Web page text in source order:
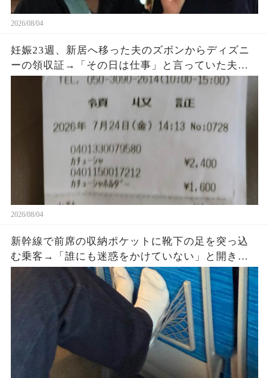
2026/08/04
妊娠23週、新居へ移った夫のズボンからディズニ
ーの領収証→「その日は仕事」と言っていた夫に
購入品を尋ねると、LINEの時刻と説明が崩れ始め
2026/08/04
新幹線で前席の収納ポケットに靴下の足を突っ込
む乗客→「誰にも迷惑をかけていない」と開き直
った直後、車掌が座席を確認すると…